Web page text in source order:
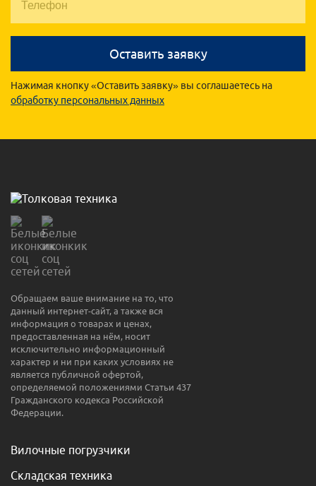
Оставить заявку
Нажимая кнопку «Оставить заявку» вы соглашаетесь на
обработку персональных данных
Обращаем ваше внимание на то, что
данный интернет-сайт, а также вся
информация о товарах и ценах,
предоставленная на нём, носит
исключительно информационный
характер и ни при каких условиях не
является публичной офертой,
определяемой положениями Статьи 437
Гражданского кодекса Российской
Федерации.
Вилочные погрузчики
Складская техника